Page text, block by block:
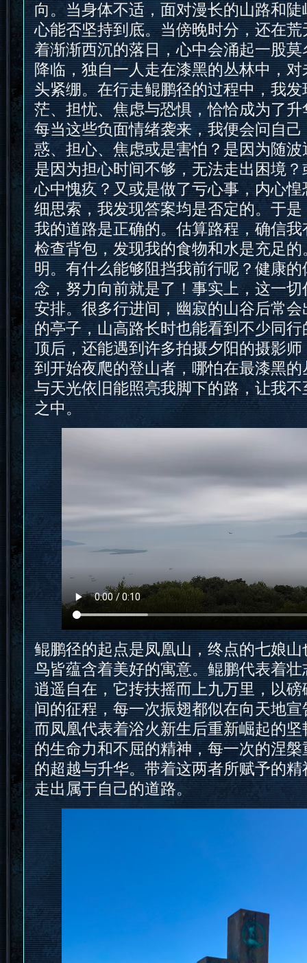
向。当身体不适，面对漫长的山路和
心能否坚持到底。当傍晚时分，还在
着渐渐西沉的落日，心中会涌起一股
降临，独自一人走在漆黑的丛林中，
头紧绷。在行走鲲鹏径的过程中，我
茫、担忧、焦虑与恐惧，恰恰成为了
每当这些负面情绪袭来，我便会问自己
惑、担心、焦虑或是害怕？是因为随
是因为担心时间不够，无法走出困境
心中愧疚？又或是做了亏心事，内心惶
细思索，我发现答案均是否定的。于
我的道路是正确的。估算路程，确信
检查背包，发现我的食物和水是充足
明。有什么能够阻挡我前行呢？健康
念，努力向前就是了！事实上，这一
安排。很多行进间，幽寂的山谷后常
的亭子，山高路长时也能看到不少同
顶后，还能遇到许多拍摄夕阳的摄影
到开始夜爬的登山者，哪怕在最漆黑
与天光依旧能照亮我脚下的路，让我
之中。
鲲鹏径的起点是凤凰山，终点的七娘
鸟皆蕴含着美好的寓意。鲲鹏代表着
逍遥自在，它抟扶摇而上九万里，以
间的征程，每一次振翅都似在向天地
而凤凰代表着浴火新生后重新崛起的
的生命力和不屈的精神，每一次的涅
的超越与升华。带着这两者所赋予的
走出属于自己的道路。